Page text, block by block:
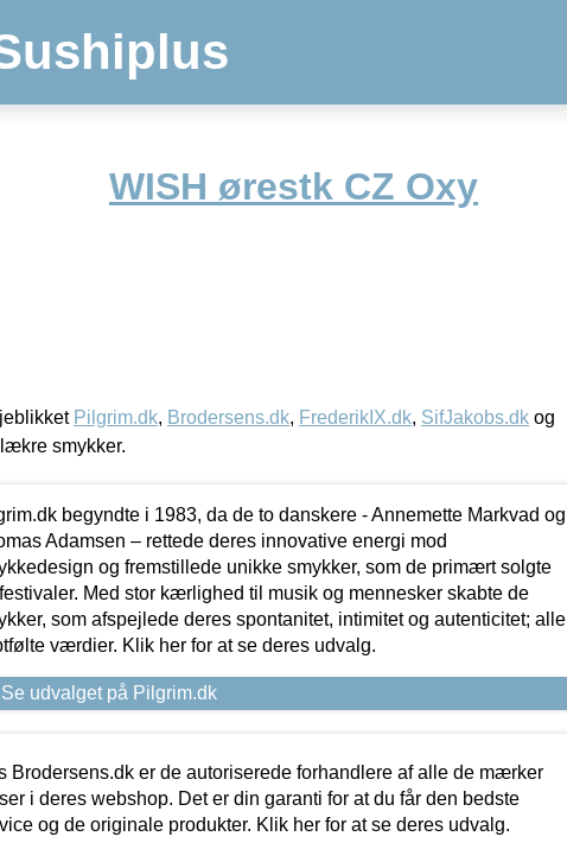
WISH ørestk CZ Oxy
Pilgrim.dk, Brodersens.dk, FrederikIX.dk, SifJakobs.dk og
smykker.
begyndte i 1983, da de to danskere - Annemette Markvad og
Adamsen – rettede deres innovative energi mod
og fremstillede unikke smykker, som de primært solgte
Med stor kærlighed til musik og mennesker skabte de
som afspejlede deres spontanitet, intimitet og autenticitet; alle
værdier. Klik her for at se deres udvalg.
Se udvalget på Pilgrim.dk
Brodersens.dk er de autoriserede forhandlere af alle de mærker
i deres webshop. Det er din garanti for at du får den bedste
og de originale produkter. Klik her for at se deres udvalg.